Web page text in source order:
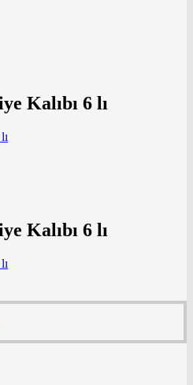
Kalıbı 6 lı
Kalıbı 6 lı